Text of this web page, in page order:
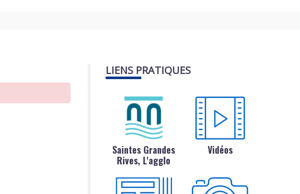
LIENS PRATIQUES
Saintes Grandes
Rives, L'agglo
Vidéos